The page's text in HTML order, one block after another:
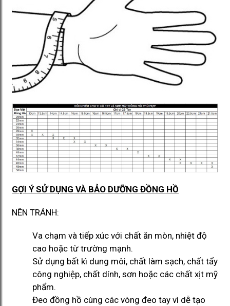
GỢI Ý SỬ DỤNG VÀ BẢO DƯỠNG ĐỒNG HỒ
NÊN TRÁNH:
Va chạm và tiếp xúc với chất ăn mòn, nhiệt độ
cao hoặc từ trường mạnh.
Sử dụng bất kì dung môi, chất làm sạch, chất tẩy
công nghiệp, chất dính, sơn hoặc các chất xịt mỹ
phẩm.
Đeo đồng hồ cùng các vòng đeo tay vì dễ tạo